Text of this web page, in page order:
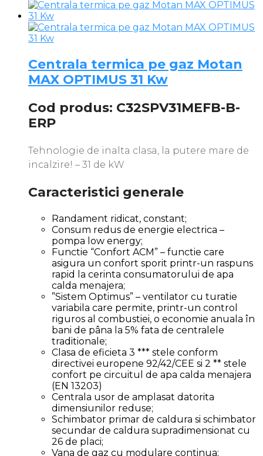
Centrala termica pe gaz Motan
MAX OPTIMUS 31 Kw
Cod produs: C32SPV31MEFB-B-
ERP
Tehnologie de inalta clasa, la putere mare de
incalzire! – 31 de kW
Caracteristici generale
Randament ridicat, constant;
Consum redus de energie electrica –
pompa low energy;
Functie “Confort ACM” – functie care
asigura un confort sporit printr-un raspuns
rapid la cerinta consumatorului de apa
calda menajera;
”Sistem Optimus” – ventilator cu turatie
variabila care permite, printr-un control
riguros al combustiei, o economie anuala în
bani de pâna la 5% fata de centralele
traditionale;
Clasa de eficieta 3 *** stele conform
directivei europene 92/42/CEE si 2 ** stele
confort pe circuitul de apa calda menajera
(EN 13203)
Centrala usor de amplasat datorita
dimensiunilor reduse;
Schimbator primar de caldura si schimbator
secundar de caldura supradimensionat cu
26 de placi;
Vana de gaz cu modulare continua;